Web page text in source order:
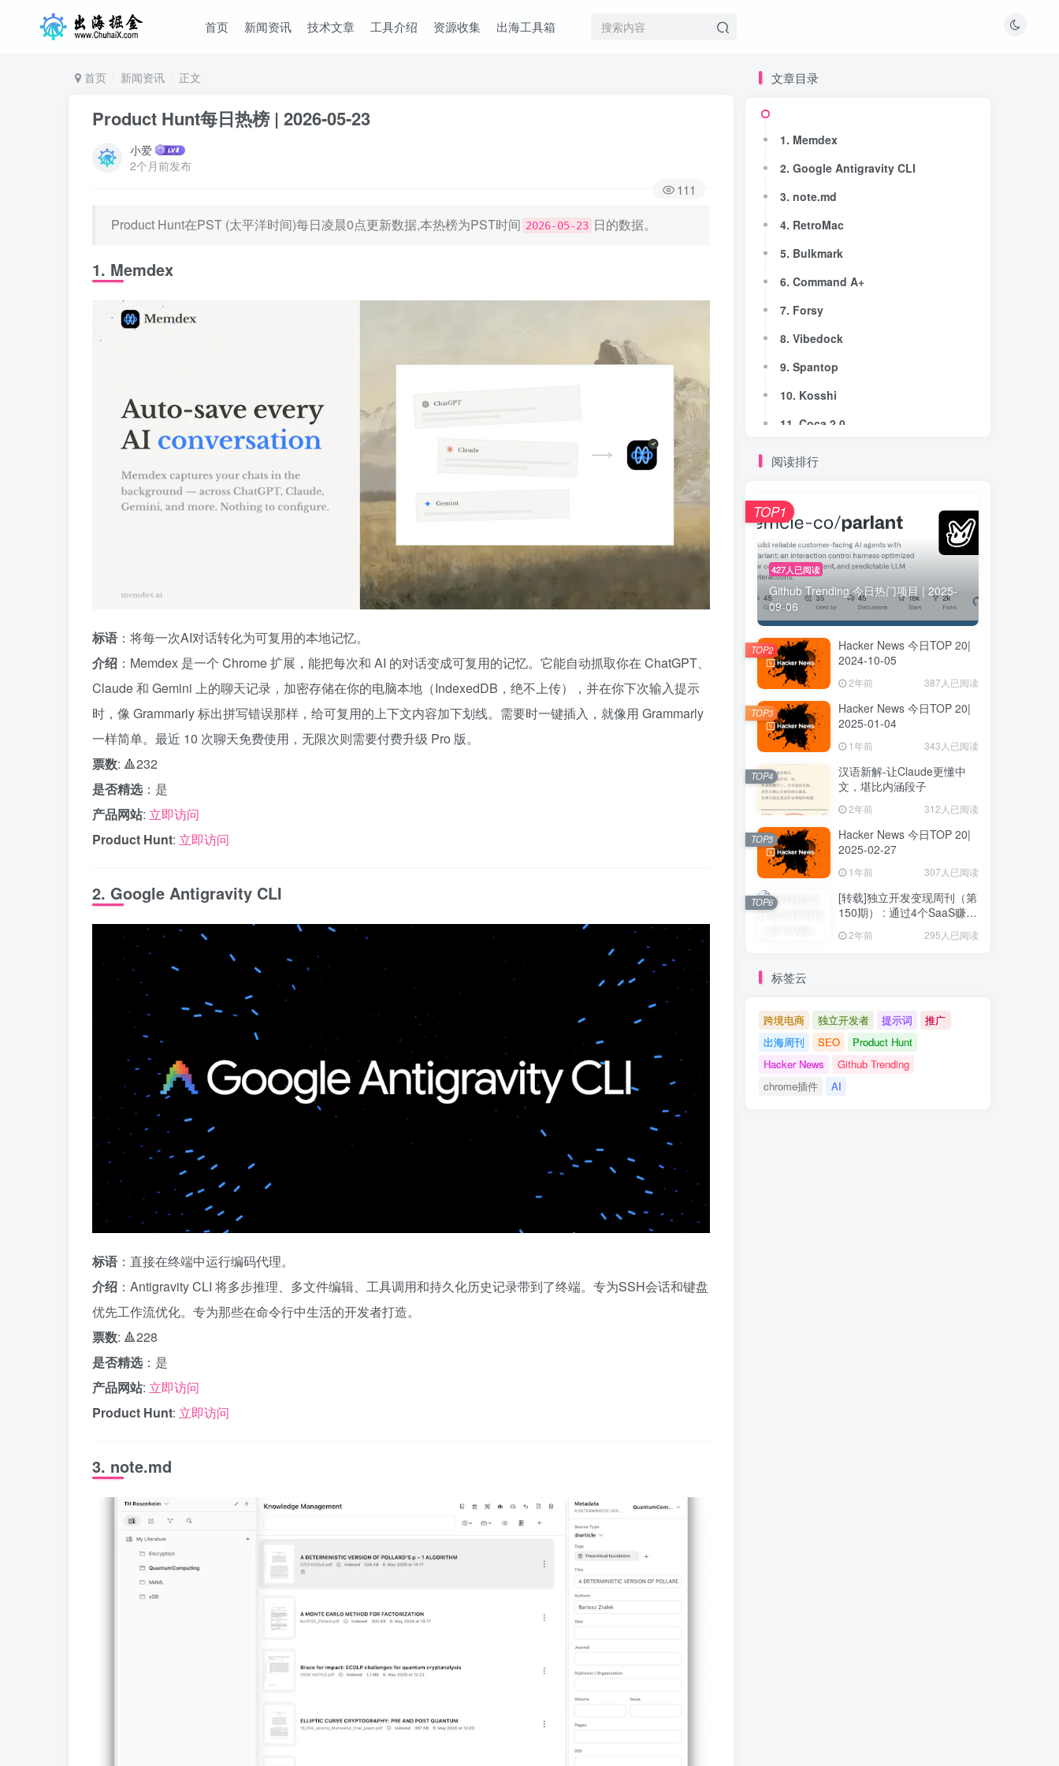
首页 新闻资讯 技术文章 工具介绍 资源收集 出海工具箱
首页 新闻资讯 正文
Product Hunt每日热榜 | 2026-05-23
小爱
2个月前发布
111
Product Hunt在PST (太平洋时间)每日凌晨0点更新数据,本热榜为PST时间 2026-05-23 日的数据。
1. Memdex
标语 ：将每一次AI对话转化为可复用的本地记忆。
介绍 ：Memdex 是一个 Chrome 扩展，能把每次和 AI 的对话变成可复用的记忆。它能自动抓取你在 ChatGPT、
Claude 和 Gemini 上的聊天记录，加密存储在你的电脑本地（IndexedDB，绝不上传），并在你下次输入提示
时，像 Grammarly 标出拼写错误那样，给可复用的上下文内容加下划线。需要时一键插入，就像用 Grammarly
一样简单。最近 10 次聊天免费使用，无限次则需要付费升级 Pro 版。
票数: 🔺232
是否精选：是
产品网站: 立即访问
Product Hunt: 立即访问
2. Google Antigravity CLI
标语 ：直接在终端中运行编码代理。
介绍 ：Antigravity CLI 将多步推理、多文件编辑、工具调用和持久化历史记录带到了终端。专为SSH会话和键盘
优先工作流优化。专为那些在命令行中生活的开发者打造。
票数: 🔺228
是否精选：是
产品网站: 立即访问
Product Hunt: 立即访问
3. note.md
文章目录
1. Memdex
2. Google Antigravity CLI
3. note.md
4. RetroMac
5. Bulkmark
6. Command A+
7. Forsy
8. Vibedock
9. Spantop
10. Kosshi
11. Coca 2.0
14. Finderlock
15. Vibegrowing AI
16. Krater
17. SemanticGuard
18. Iterar.io
19. TheLaTeXLab
20. Gello
文章目录
1. Memdex
2. Google Antigravity CLI
3. note.md
4. RetroMac
5. Bulkmark
6. Command A+
7. Forsy
8. Vibedock
9. Spantop
10. Kosshi
11. Coca 2.0
14. Finderlock
15. Vibegrowing AI
16. Krater
17. SemanticGuard
18. Iterar.io
19. TheLaTeXLab
20. Gello
阅读排行
427人已阅读
Github Trending 今日热门项目 | 2025-
09-06
TOP1
Hacker News 今日TOP 20|
2024-10-05
2年前 387人已阅读
TOP2
Hacker News 今日TOP 20|
2025-01-04
1年前 343人已阅读
TOP3
汉语新解-让Claude更懂中
文，堪比内涵段子
2年前 312人已阅读
TOP4
Hacker News 今日TOP 20|
2025-02-27
1年前 307人已阅读
TOP5
[转载]独立开发变现周刊（第
150期） : 通过4个SaaS赚取
2年前 295人已阅读
TOP6
标签云
跨境电商 独立开发者 提示词
推广
出海周刊
SEO
Product Hunt
Hacker News
Github Trending
chrome插件
AI